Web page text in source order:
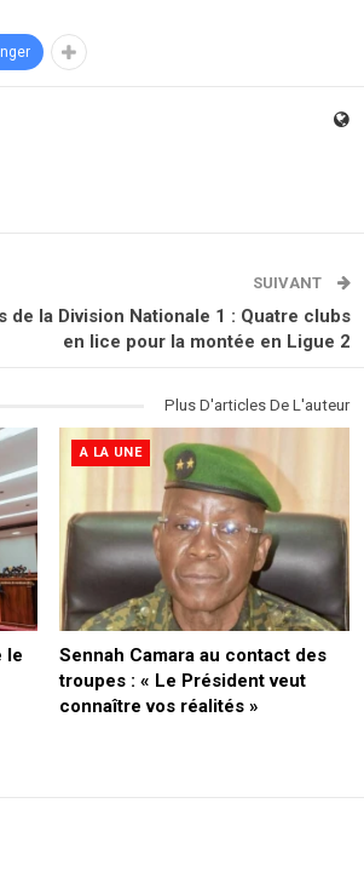
SUIVANT
de la Division Nationale 1 : Quatre clubs
en lice pour la montée en Ligue 2
Plus D'articles De L'auteur
le
A LA UNE
Sennah Camara au contact des
troupes : « Le Président veut
connaître vos réalités »